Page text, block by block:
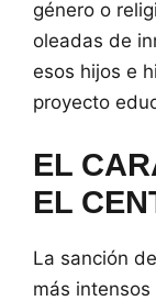
género o
oleadas de
esos hijos e
proyecto
EL
EL
La sanción
más